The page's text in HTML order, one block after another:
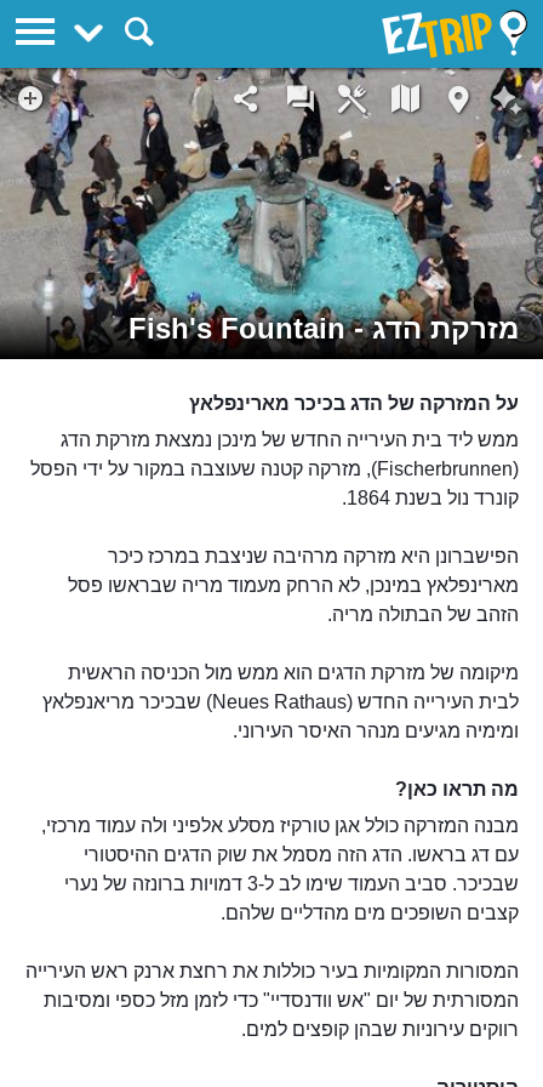
מזרקת הדג - Fish's Fountain
על המזרקה של הדג בכיכר מארינפלאץ
ממש ליד בית העירייה החדש של מינכן נמצאת מזרקת הדג
(Fischerbrunnen), מזרקה קטנה שעוצבה במקור על ידי הפסל
קונרד נול בשנת 1864.
הפישברונן היא מזרקה מרהיבה שניצבת במרכז כיכר
מארינפלאץ במינכן, לא הרחק מעמוד מריה שבראשו פסל
הזהב של הבתולה מריה.
מיקומה של מזרקת הדגים הוא ממש מול הכניסה הראשית
לבית העירייה החדש (Neues Rathaus) שבכיכר מריאנפלאץ
ומימיה מגיעים מנהר האיסר העירוני.
מה תראו כאן?
מבנה המזרקה כולל אגן טורקיז מסלע אלפיני ולה עמוד מרכזי,
עם דג בראשו. הדג הזה מסמל את שוק הדגים ההיסטורי
שבכיכר. סביב העמוד שימו לב ל-3 דמויות ברונזה של נערי
קצבים השופכים מים מהדליים שלהם.
המסורות המקומיות בעיר כוללות את רחצת ארנק ראש העירייה
המסורתית של יום "אש וודנסדיי" כדי לזמן מזל כספי ומסיבות
רווקים עירוניות שבהן קופצים למים.
EZTrip